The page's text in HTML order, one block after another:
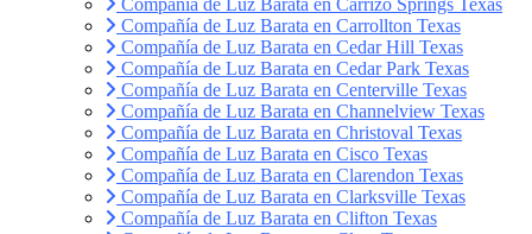
Compañía de Luz Barata en Carrizo Springs Texas
Compañía de Luz Barata en Carrollton Texas
Compañía de Luz Barata en Cedar Hill Texas
Compañía de Luz Barata en Cedar Park Texas
Compañía de Luz Barata en Centerville Texas
Compañía de Luz Barata en Channelview Texas
Compañía de Luz Barata en Christoval Texas
Compañía de Luz Barata en Cisco Texas
Compañía de Luz Barata en Clarendon Texas
Compañía de Luz Barata en Clarksville Texas
Compañía de Luz Barata en Clifton Texas